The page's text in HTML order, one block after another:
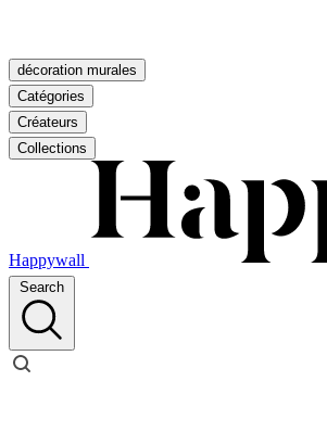
décoration murales
Catégories
Créateurs
Collections
Happywall
Search